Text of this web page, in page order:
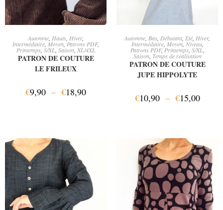
CHOIX DES OPTIONS
Automne, Hauts, Hiver,
Intermédiaire, Moyen,Patrons PDF,
Printemps, S/XL,Saison, XL/4XL
PATRON DE COUTURE
LE FRILEUX
€9,90 – €18,90
CHOIX DES OPTIONS
Automne, Bas, Débutant, Eté, Hiver,
Intermédiaire, Moyen, Niveau,
Patrons PDF,Printemps, S/XL,
Saison, Temps de réalisation
PATRON DE COUTURE
JUPE HIPPOLYTE
€10,90 – €15,00